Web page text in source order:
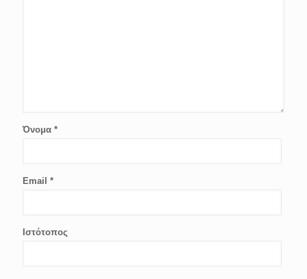
Όνομα *
Email *
Ιστότοπος